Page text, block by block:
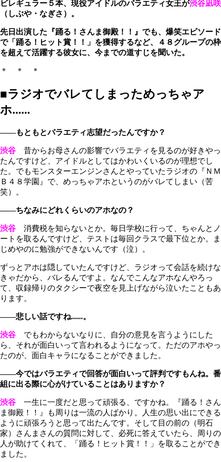
ビレギュラー５本、現役アイドルのバラエティ女王が渋谷凪咲
（しぶや・なぎさ）。
先日出演した『踊る！さんま御殿！！』でも、爆笑エピソード
で「踊る！ヒット賞！！」を獲得するなど、４８グループの枠
を超えて活躍する彼女に、今までの道すじを聞いた。
＊ ＊ ＊
■ラジオでバレてしまっためっちゃア
ホ......
――もともとバラエティ志望だったんですか？
渋谷 昔からお母さんの影響でバラエティを見るのが好きやっ
たんですけど、アイドルとしてはかわいくいるのが理想でし
た。でもモンスターエンジンさんとやっていたラジオの『ＮＭ
Ｂ４８学園』で、めっちゃアホというのがバレてしまい（苦
笑）。
――ちなみにどれくらいのアホなの？
渋谷 消費税を知らないとか。毎日学校に行って、ちゃんとノ
ートを取るんですけど、テストは毎回クラスで最下位とか。ま
じめやのに勉強ができないんです（泣）。
ずっとアホは隠していたんですけど、ラジオって会話を続けな
きゃだから、バレるんですよ。なんでこんなアホなんやろっ
て、収録帰りのタクシーで夜空を見上げながら泣いたこともあ
ります。
――悲しい話ですね......。
渋谷 でもわからないなりに、自分の意見を言うようにした
ら、それが面白いって言われるようになって。ただのアホやっ
たのが、面白キャラになることができました。
――今ではバラエティで回答が面白いって評判ですもんね。番
組に出る際に心がけていることはありますか？
渋谷 一生に一度だと思って頑張る、ですかね。『踊る！さん
ま御殿！！』も周りは一流の人ばかり。人生の思い出にできる
ように頑張ろうと思って出たんです。そして目の前の（明石
家）さんまさんの質問に対して、必死に答えていたら、周りの
人が助けてくれて、「踊る！ヒット賞！！」を取ることができ
ました。